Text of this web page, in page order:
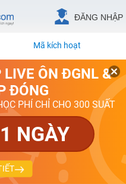
ĐĂNG NHẬP
Mã kích hoạt
LIVE ÔN ĐGNL &
ĐÓNG
PHÍ CHỈ CHO 300 SUẤT
NGÀY